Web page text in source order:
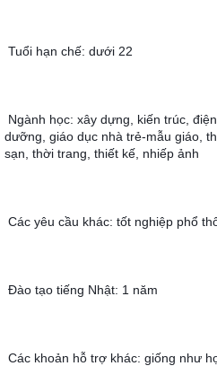
Tuổi hạn chế: dưới 22
Ngành học: xây dựng, kiến trúc,
dưỡng, giáo dục nhà trẻ-mẫu giáo,
sạn, thời trang, thiết kế, nhiếp ảnh
Các yêu cầu khác: tốt nghiệp phổ
Đào tạo tiếng Nhật: 1 năm
Các khoản hỗ trợ khác: giống như